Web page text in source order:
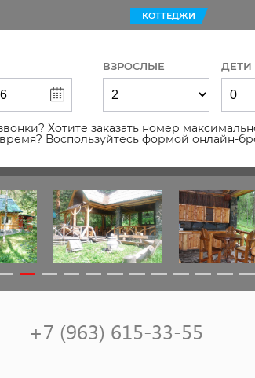
КОТТЕДЖИ
ВЗРОСЛЫЕ ДЕТИ
Хотите заказать номер
время? Воспользуйтесь формой онлайн-
+7 (963) 615-33-55